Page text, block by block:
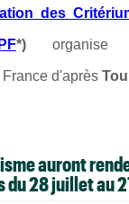
des
*) organise
France d'après
auront
du 28 juillet au